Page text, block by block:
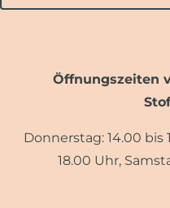
Öffnungszeiten
Donnerstag: 14.00 bis
18.00 Uhr,